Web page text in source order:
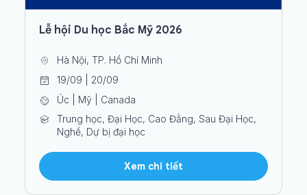
Lễ hội Du học Bắc Mỹ 2026
Hà Nội, TP. Hồ Chí Minh
19/09 | 20/09
Úc | Mỹ | Canada
Trung học, Đại Học, Cao Đẳng, Sau Đại Học,
Nghề, Dự bị đại học
Xem chi tiết